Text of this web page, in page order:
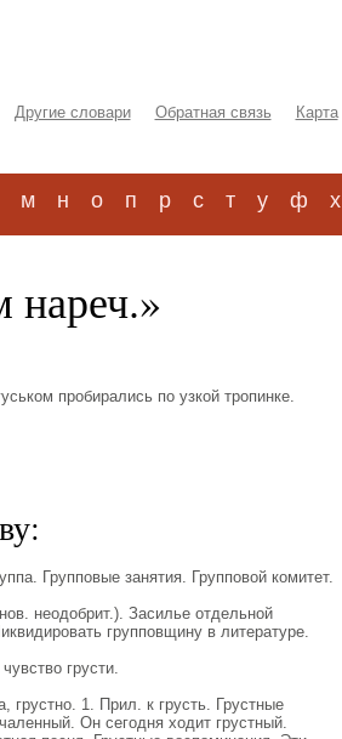
Другие словари Обратная связь
Карта
м н о п р с т у ф х
нареч.»
пробирались по узкой тропинке.
Групповые занятия. Групповой комитет.
неодобрит.). Засилье отдельной
групповщину в литературе.
грусти.
грустно. 1. Прил. к грусть. Грустные
Он сегодня ходит грустный.